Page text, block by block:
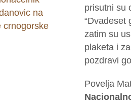
prisutni su
“Dvadeset
zatim su
plaketa i
pozdravi
Povelja